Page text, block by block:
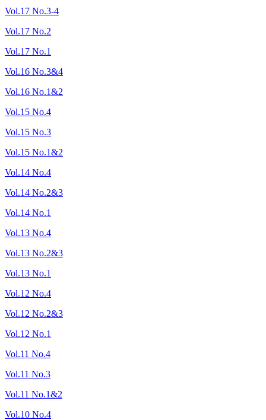
Vol.17 No.3-4
Vol.17 No.2
Vol.17 No.1
Vol.16 No.3&4
Vol.16 No.1&2
Vol.15 No.4
Vol.15 No.3
Vol.15 No.1&2
Vol.14 No.4
Vol.14 No.2&3
Vol.14 No.1
Vol.13 No.4
Vol.13 No.2&3
Vol.13 No.1
Vol.12 No.4
Vol.12 No.2&3
Vol.12 No.1
Vol.11 No.4
Vol.11 No.3
Vol.11 No.1&2
Vol.10 No.4